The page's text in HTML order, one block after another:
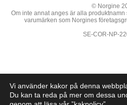
© Norgine
Om inte annat anges är alla
varumärken som Norgines
SE-COR-NP-
Vi använder kakor på denna
Du kan ta reda på mer om dessa